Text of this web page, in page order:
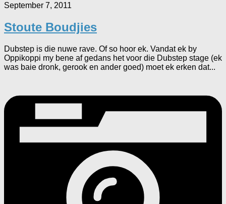
September 7, 2011
Stoute Boudjies
Dubstep is die nuwe rave. Of so hoor ek. Vandat ek by
Oppikoppi my bene af gedans het voor die Dubstep stage (ek
was baie dronk, gerook en ander goed) moet ek erken dat...